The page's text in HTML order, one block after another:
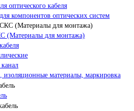
оптического кабеля
компонентов оптических систем
(Материалы для монтажа)
изоляционные материалы, маркировка